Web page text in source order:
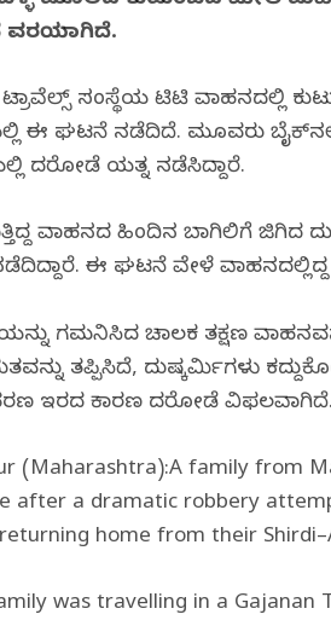
r A
p
p
ra
ಟ್ರಾವೆಲ್ಸ್ ಸಂಸ್ಥೆಯ ಟಿಟಿ ವಾಹನದಲ್ಲಿ
ಈ ಘಟನೆ ನಡೆದಿದೆ. ಮೂವರು
ದರೋಡೆ ಯತ್ನ ನಡೆಸಿದ್ದಾರೆ.
ವಾಹನದ ಹಿಂದಿನ ಬಾಗಿಲಿಗೆ ಜಿಗಿದ
ಈ ಘಟನೆ ವೇಳೆ
ಗಮನಿಸಿದ ಚಾಲಕ ತಕ್ಷಣ
ತಪ್ಪಿಸಿದೆ, ದುಷ್ಕರ್ಮಿಗಳು
ಇರದ ಕಾರಣ ದರೋಡೆ ವಿಫಲವಾಗಿದೆ.
(Maharashtra):A family from
after a dramatic robbery
home from their
was travelling in a Gajanan